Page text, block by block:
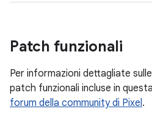
Patch funzionali
Per informazioni dettagliate
patch funzionali incluse in
forum della community di Pixel.